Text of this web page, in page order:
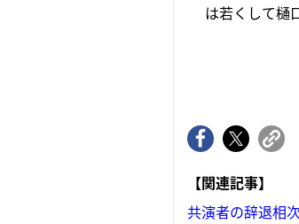
は若くして樋
【関連記事】
共演者の辞退相